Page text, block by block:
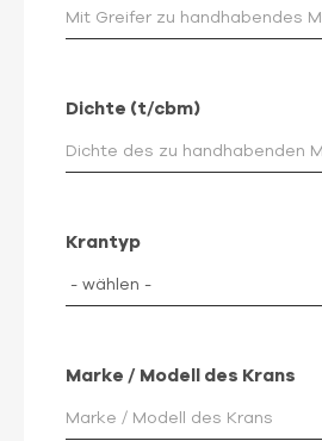
Dichte (t/cbm)
Krantyp
Marke / Modell des Krans